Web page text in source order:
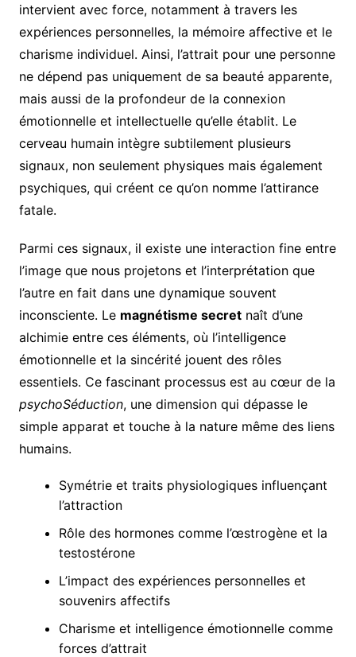
intervient avec force, notamment à travers les
expériences personnelles, la mémoire affective et le
charisme individuel. Ainsi, l’attrait pour une personne
ne dépend pas uniquement de sa beauté apparente,
mais aussi de la profondeur de la connexion
émotionnelle et intellectuelle qu’elle établit. Le
cerveau humain intègre subtilement plusieurs
signaux, non seulement physiques mais également
psychiques, qui créent ce qu’on nomme l’attirance
fatale.
Parmi ces signaux, il existe une interaction fine entre
l’image que nous projetons et l’interprétation que
l’autre en fait dans une dynamique souvent
inconsciente. Le magnétisme secretnaît d’une
alchimie entre ces éléments, où l’intelligence
émotionnelle et la sincérité jouent des rôles
essentiels. Ce fascinant processus est au cœur de la
psychoSéduction, une dimension qui dépasse le
simple apparat et touche à la nature même des liens
humains.
Symétrie et traits physiologiques influençant
l’attraction
Rôle des hormones comme l’œstrogène et la
testostérone
L’impact des expériences personnelles et
souvenirs affectifs
Charisme et intelligence émotionnelle comme
forces d’attrait